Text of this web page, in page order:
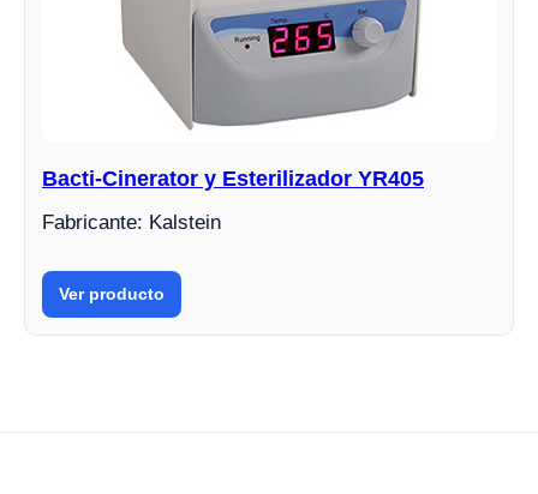
Bacti-Cinerator y Esterilizador YR405
Fabricante: Kalstein
Ver producto